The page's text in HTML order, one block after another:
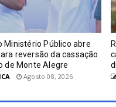
Ministério Público abre
reversão da cassação
de Monte Alegre
Agosto 08, 2026